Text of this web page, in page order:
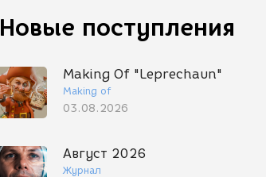
Новые поступления
Making Of "Leprechaun"
Making of
03.08.2026
Август 2026
Журнал